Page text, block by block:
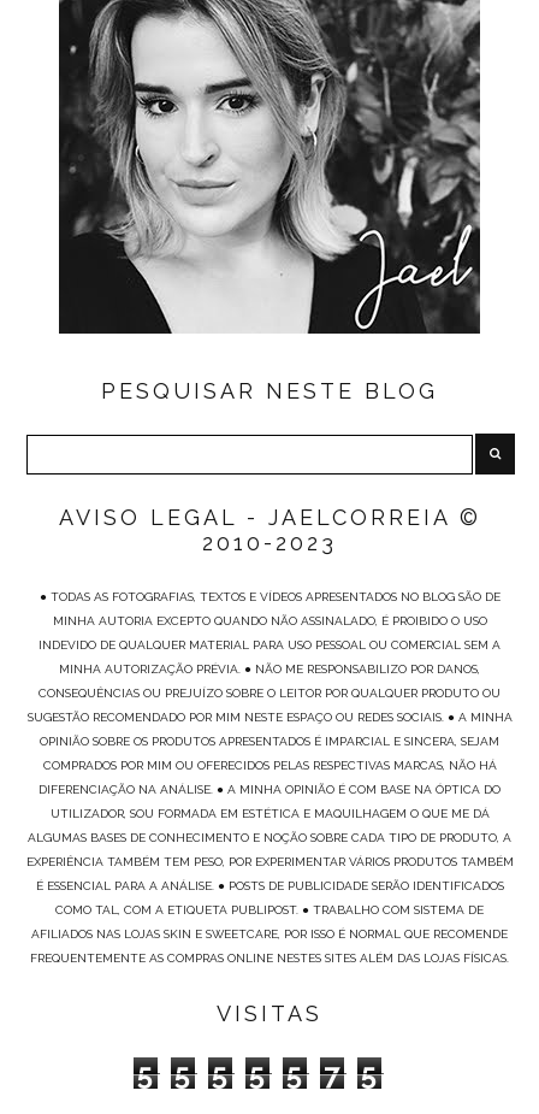
PESQUISAR NESTE BLOG
AVISO LEGAL - JAELCORREIA ©
2010-2023
● TODAS AS FOTOGRAFIAS, TEXTOS E VÍDEOS APRESENTADOS NO BLOG SÃO DE
MINHA AUTORIA EXCEPTO QUANDO NÃO ASSINALADO, É PROIBIDO O USO
INDEVIDO DE QUALQUER MATERIAL PARA USO PESSOAL OU COMERCIAL SEM A
MINHA AUTORIZAÇÃO PRÉVIA. ● NÃO ME RESPONSABILIZO POR DANOS,
CONSEQUÊNCIAS OU PREJUÍZO SOBRE O LEITOR POR QUALQUER PRODUTO OU
SUGESTÃO RECOMENDADO POR MIM NESTE ESPAÇO OU REDES SOCIAIS. ● A MINHA
OPINIÃO SOBRE OS PRODUTOS APRESENTADOS É IMPARCIAL E SINCERA, SEJAM
COMPRADOS POR MIM OU OFERECIDOS PELAS RESPECTIVAS MARCAS, NÃO HÁ
DIFERENCIAÇÃO NA ANÁLISE. ● A MINHA OPINIÃO É COM BASE NA ÓPTICA DO
UTILIZADOR, SOU FORMADA EM ESTÉTICA E MAQUILHAGEM O QUE ME DÁ
ALGUMAS BASES DE CONHECIMENTO E NOÇÃO SOBRE CADA TIPO DE PRODUTO, A
EXPERIÊNCIA TAMBÉM TEM PESO, POR EXPERIMENTAR VÁRIOS PRODUTOS TAMBÉM
É ESSENCIAL PARA A ANÁLISE. ● POSTS DE PUBLICIDADE SERÃO IDENTIFICADOS
COMO TAL, COM A ETIQUETA PUBLIPOST. ● TRABALHO COM SISTEMA DE
AFILIADOS NAS LOJAS SKIN E SWEETCARE, POR ISSO É NORMAL QUE RECOMENDE
FREQUENTEMENTE AS COMPRAS ONLINE NESTES SITES ALÉM DAS LOJAS FÍSICAS.
VISITAS
5 5 5 5 5 7 5